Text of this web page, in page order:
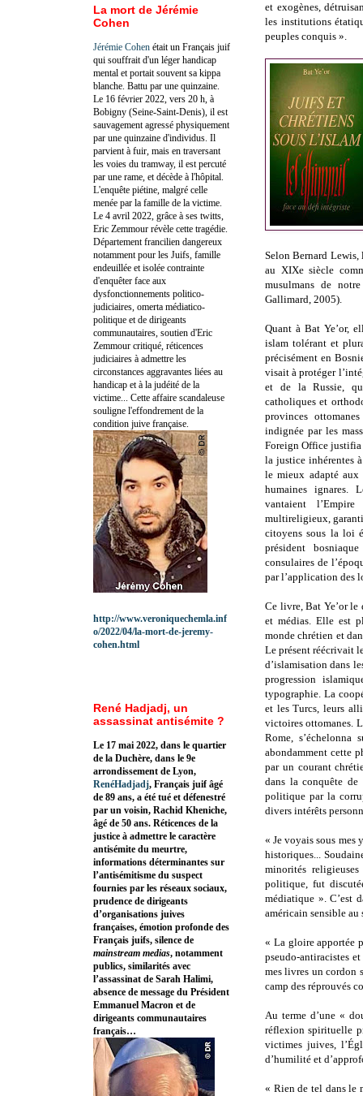
et exogènes,
les institutions
peuples conquis ».
Selon Bernard
au XIXe siècle
musulmans de
Gallimard, 2005).
Quant à Bat Ye’or,
islam tolérant et
précisément en
visait à protéger
et de la Russie,
catholiques et
provinces
indignée par les
Foreign Office justifia
la justice inhérentes
le mieux adapté aux
humaines ignares.
vantaient
multireligieux,
citoyens sous la loi
président
consulaires de
par l’application des
Ce livre, Bat Ye’or le
et médias. Elle est
monde chrétien et
Le présent réécrivait
d’islamisation dans
progression
typographie. La
et les Turcs, leurs
victoires ottomanes.
Rome, s’échelonna
abondamment cette
par un courant
dans la conquête de
politique par la
divers intérêts
« Je voyais sous mes
historiques...
minorités
politique, fut
médiatique ». C’est
américain sensible au
« La gloire apportée
pseudo-antiracistes
mes livres un cordon
camp des réprouvés
Au terme d’une «
réflexion spirituelle
victimes juives,
d’humilité et
« Rien de tel dans le
La mort de Jérémie
Cohen
Jérémie Cohen était un Français juif
qui souffrait d'un léger handicap
mental et portait souvent sa kippa
blanche. Battu par une quinzaine.
Le 16 février 2022, vers 20 h, à
Bobigny (Seine-Saint-Denis), il est
sauvagement agressé physiquement
par une quinzaine d'individus. Il
parvient à fuir, mais en traversant
les voies du tramway, il est percuté
par une rame, et décède à l'hôpital.
L'enquête piétine, malgré celle
menée par la famille de la victime.
Le 4 avril 2022, grâce à ses twitts,
Eric Zemmour révèle cette tragédie.
Département francilien dangereux
notamment pour les Juifs, famille
endeuillée et isolée contrainte
d'enquêter face aux
dysfonctionnements politico-
judiciaires, omerta médiatico-
politique et de dirigeants
communautaires, soutien d'Eric
Zemmour critiqué, réticences
judiciaires à admettre les
circonstances aggravantes liées au
handicap et à la judéité de la
victime... Cette affaire scandaleuse
souligne l'effondrement de la
condition juive française.
http://www.veroniquechemla.inf
o/2022/04/la-mort-de-jeremy-
cohen.html
René Hadjadj, un
assassinat antisémite ?
Le 17 mai 2022, dans le quartier
de la Duchère, dans le 9e
arrondissement de Lyon,
RenéHadjadj, Français juif âgé
de 89 ans, a été tué et défenestré
par un voisin, Rachid Kheniche,
âgé de 50 ans. Réticences de la
justice à admettre le caractère
antisémite du meurtre,
informations déterminantes sur
l’antisémitisme du suspect
fournies par les réseaux sociaux,
prudence de dirigeants
d’organisations juives
françaises, émotion profonde des
Français juifs, silence de
mainstream medias, notamment
publics, similarités avec
l’assassinat de Sarah Halimi,
absence de message du Président
Emmanuel Macron et de
dirigeants communautaires
français…